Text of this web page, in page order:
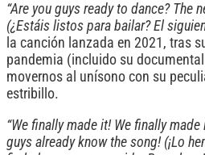
“Are you guys ready to dance? The
(¿Estáis listos para bailar? El
la canción lanzada en 2021, tras
pandemia (incluido su
movernos al unísono con su
estribillo.
“We finally made it! We finally
guys already know the song! (¡Lo